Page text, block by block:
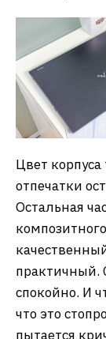
Цвет
отпечатки
Остальная
практичный.
спокойно. И
что это
пытается